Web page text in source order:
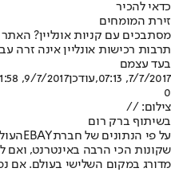
כדאי להכיר
זירת המומחים
מסתבכים עם קניות אונליין?
תרבות רכישות אונליין אינה זרה
בעד עצמם
7/7/2017, 07:13
,עודכן9/7/2017, 21:58
0
צילום: //
בשיתוף ברק רום
על פי הנתונים של חברתEBAY
שקונות הכי הרבה באינטרנט, ואם
מדורג במקום השלישי בעולם. אם